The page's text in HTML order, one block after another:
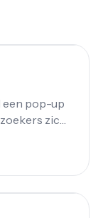
een pop-up
zich